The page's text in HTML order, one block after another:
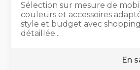
Sélection sur mesure de
couleurs et accessoires
style et budget avec
détaillée...
En